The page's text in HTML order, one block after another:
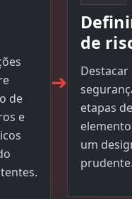
de
e
➜
de
etapas
um
prudente.